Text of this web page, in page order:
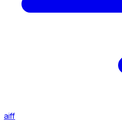
aiff